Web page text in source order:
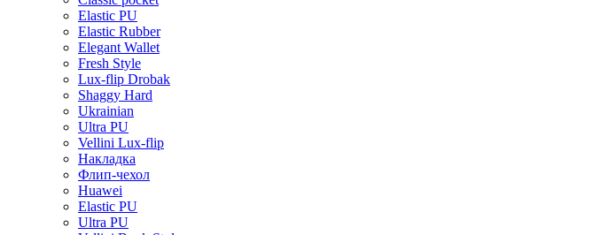
Elastic PU
Elastic Rubber
Elegant Wallet
Fresh Style
Lux-flip Drobak
Shaggy Hard
Ukrainian
Ultra PU
Vellini Lux-flip
Накладка
Флип-чехол
Huawei
Elastic PU
Ultra PU